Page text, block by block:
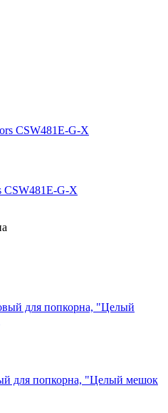
CSW481E-G-X
для попкорна, "Целый мешок